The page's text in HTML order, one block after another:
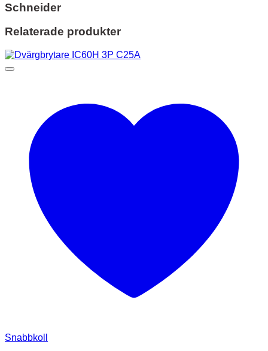
Schneider
Relaterade produkter
Snabbkoll